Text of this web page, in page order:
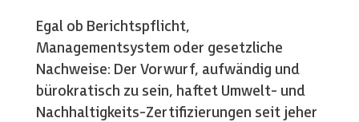
Egal ob Berichtspflicht,
Managementsystem oder gesetzliche
Nachweise: Der Vorwurf, aufwändig und
bürokratisch zu sein, haftet Umwelt- und
Nachhaltigkeits-Zertifizierungen seit jeher